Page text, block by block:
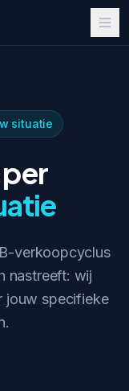
situatie
verkoopcyclus
nastreeft: wij
jouw specifieke